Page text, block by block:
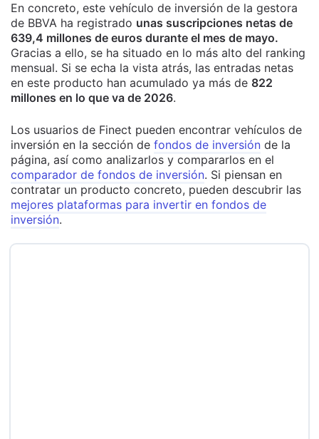
En concreto, este vehículo de inversión de la gestora
de BBVA ha registrado unas suscripciones netas de
639,4 millones de euros durante el mes de mayo.
Gracias a ello, se ha situado en lo más alto del ranking
mensual. Si se echa la vista atrás, las entradas netas
en este producto han acumulado ya más de 822
millones en lo que va de 2026.
Los usuarios de Finect pueden encontrar vehículos de
inversión en la sección de fondos de inversión de la
página, así como analizarlos y compararlos en el
comparador de fondos de inversión. Si piensan en
contratar un producto concreto, pueden descubrir las
mejores plataformas para invertir en fondos de
inversión.